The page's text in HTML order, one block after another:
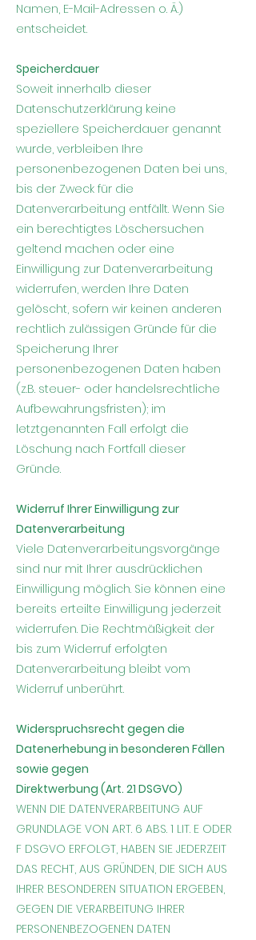
Namen, E-Mail-Adressen o. Ä.)
entscheidet.
Speicherdauer
Soweit innerhalb dieser
Datenschutzerklärung keine
speziellere Speicherdauer genannt
wurde, verbleiben Ihre
personenbezogenen Daten bei uns,
bis der Zweck für die
Datenverarbeitung entfällt. Wenn Sie
ein berechtigtes Löschersuchen
geltend machen oder eine
Einwilligung zur Datenverarbeitung
widerrufen, werden Ihre Daten
gelöscht, sofern wir keinen anderen
rechtlich zulässigen Gründe für die
Speicherung Ihrer
personenbezogenen Daten haben
(z.B. steuer- oder handelsrechtliche
Aufbewahrungsfristen); im
letztgenannten Fall erfolgt die
Löschung nach Fortfall dieser
Gründe.
Widerruf Ihrer Einwilligung zur
Datenverarbeitung
Viele Datenverarbeitungsvorgänge
sind nur mit Ihrer ausdrücklichen
Einwilligung möglich. Sie können eine
bereits erteilte Einwilligung jederzeit
widerrufen. Die Rechtmäßigkeit der
bis zum Widerruf erfolgten
Datenverarbeitung bleibt vom
Widerruf unberührt.
Widerspruchsrecht gegen die
Datenerhebung in besonderen Fällen
sowie gegen
Direktwerbung (Art. 21 DSGVO)
WENN DIE DATENVERARBEITUNG AUF
GRUNDLAGE VON ART. 6 ABS. 1 LIT. E ODER
F DSGVO ERFOLGT, HABEN SIE JEDERZEIT
DAS RECHT, AUS GRÜNDEN, DIE SICH AUS
IHRER BESONDEREN SITUATION ERGEBEN,
GEGEN DIE VERARBEITUNG IHRER
PERSONENBEZOGENEN DATEN